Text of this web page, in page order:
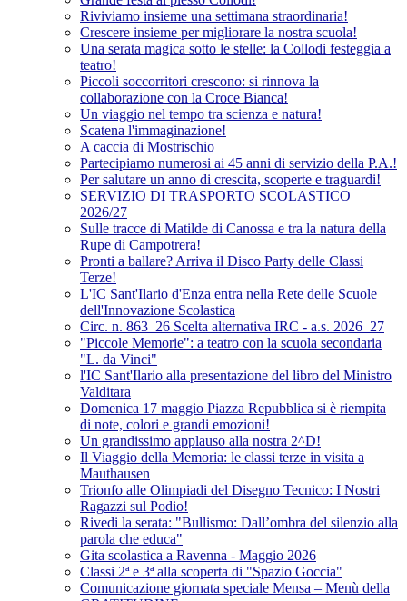
Riviviamo insieme una settimana straordinaria!
Crescere insieme per migliorare la nostra scuola!
Una serata magica sotto le stelle: la Collodi festeggia a
teatro!
Piccoli soccorritori crescono: si rinnova la
collaborazione con la Croce Bianca!
Un viaggio nel tempo tra scienza e natura!
Scatena l'immaginazione!
A caccia di Mostrischio
Partecipiamo numerosi ai 45 anni di servizio della P.A.!
Per salutare un anno di crescita, scoperte e traguardi!
SERVIZIO DI TRASPORTO SCOLASTICO
2026/27
Sulle tracce di Matilde di Canossa e tra la natura della
Rupe di Campotrera!
Pronti a ballare? Arriva il Disco Party delle Classi
Terze!
L'IC Sant'Ilario d'Enza entra nella Rete delle Scuole
dell'Innovazione Scolastica
Circ. n. 863_26 Scelta alternativa IRC - a.s. 2026_27
"Piccole Memorie": a teatro con la scuola secondaria
"L. da Vinci"
l'IC Sant'Ilario alla presentazione del libro del Ministro
Valditara
Domenica 17 maggio Piazza Repubblica si è riempita
di note, colori e grandi emozioni!
Un grandissimo applauso alla nostra 2^D!
Il Viaggio della Memoria: le classi terze in visita a
Mauthausen
Trionfo alle Olimpiadi del Disegno Tecnico: I Nostri
Ragazzi sul Podio!
Rivedi la serata: "Bullismo: Dall’ombra del silenzio alla
parola che educa"
Gita scolastica a Ravenna - Maggio 2026
Classi 2ª e 3ª alla scoperta di "Spazio Goccia"
Comunicazione giornata speciale Mensa – Menù della